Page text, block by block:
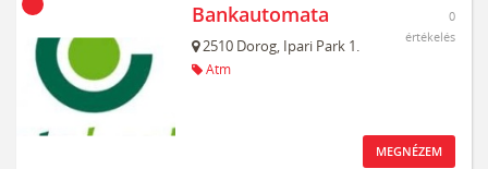
Bankautomata
2510 Dorog, Ipari Park 1.
Atm
0
értékelés
MEGNÉZEM